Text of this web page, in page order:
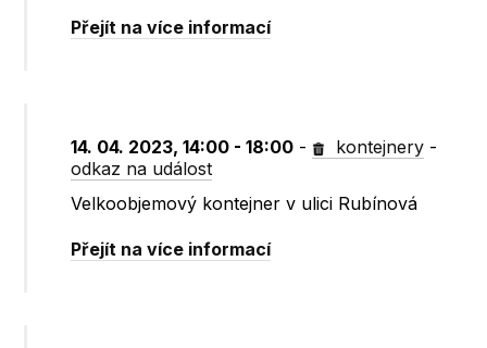
Přejít na více informací
14. 04. 2023, 14:00 - 18:00 - kontejnery -
odkaz na událost
Velkoobjemový kontejner v ulici Rubínová
Přejít na více informací